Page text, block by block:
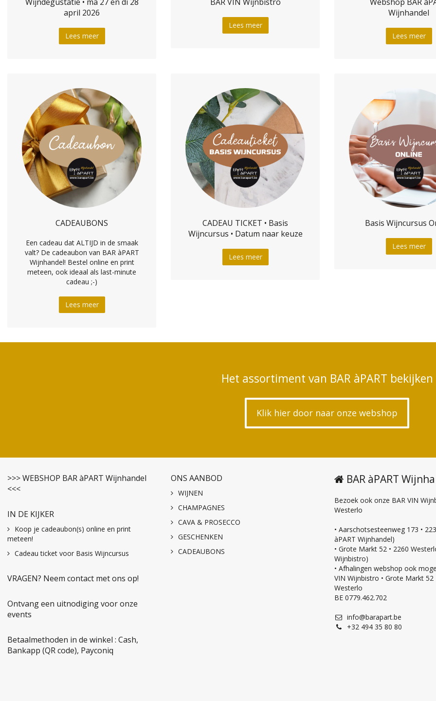
april 2026
Lees meer
Lees meer
Wijnhandel
Lees meer
CADEAUBONS
Een cadeau dat ALTIJD in de smaak
valt? De cadeaubon van BAR àPART
Wijnhandel! Bestel online en print
meteen, ook ideaal als last-minute
cadeau ;-)
Lees meer
CADEAU TICKET • Basis
Wijncursus • Datum naar keuze
Lees meer
Basis Wijncursus
Lees meer
Het assortiment van BAR àPART bekijken
Klik hier door naar onze webshop
>>> WEBSHOP BAR àPART Wijnhandel
<<<
IN DE KIJKER
Koop je cadeaubon(s) online en print
meteen!
Cadeau ticket voor Basis Wijncursus
VRAGEN? Neem contact met ons op!
Ontvang een uitnodiging voor onze
events
Betaalmethoden in de winkel : Cash,
Bankapp (QR code), Payconiq
ONS AANBOD
WIJNEN
CHAMPAGNES
CAVA & PROSECCO
GESCHENKEN
CADEAUBONS
BAR àPART
Bezoek ook onze BAR VIN
Westerlo
• Aarschotsesteenweg 173 •
àPART Wijnhandel)
• Grote Markt 52 • 2260
Wijnbistro)
• Afhalingen webshop ook
VIN Wijnbistro • Grote Markt 52
Westerlo
BE 0779.462.702
info@barapart.be
+32 494 35 80 80